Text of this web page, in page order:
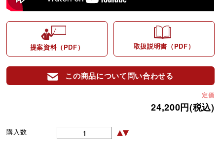
提案資料（PDF） 取扱説明書（PDF）
この商品について問い合わせる
定価
24,200円(税込)
購入数